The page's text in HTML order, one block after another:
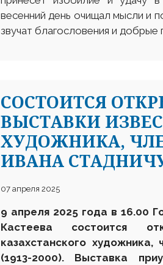
весенний день очищал мысли и
звучат благословения и добрые
СОСТОИТСЯ
ВЫСТАВКИ
ХУДОЖНИКА,
ИВАНА
07 апреля 2025
9 апреля 2025 года в 16.00
Кастеева состоится
казахстанского
(1913-2000). Выставка